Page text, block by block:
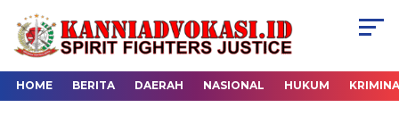
HOME BERITA DAERAH NASIONAL HUKUM